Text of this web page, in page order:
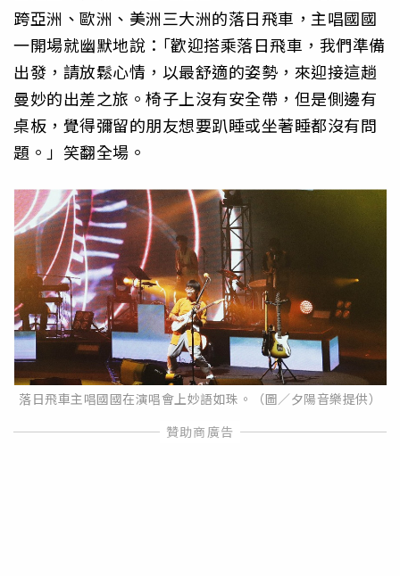
跨亞洲、歐洲、美洲三大洲的落日飛車，主唱國國
一開場就幽默地說：｢歡迎搭乘落日飛車，我們準備
出發，請放鬆心情，以最舒適的姿勢，來迎接這趟
曼妙的出差之旅。椅子上沒有安全帶，但是側邊有
桌板，覺得彌留的朋友想要趴睡或坐著睡都沒有問
題。」笑翻全場。
落日飛車主唱國國在演唱會上妙語如珠。（圖／夕陽音樂提供）